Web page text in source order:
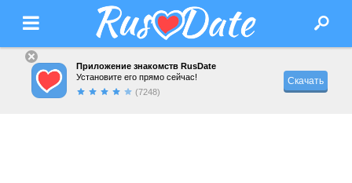
Приложение знакомств RusDate
Установите его прямо сейчас!
(7248)
Скачать